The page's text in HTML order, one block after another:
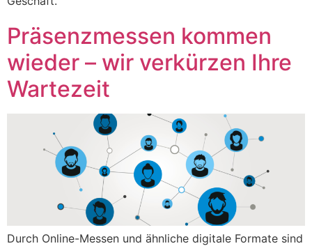
Präsenzmessen kommen
wieder – wir verkürzen Ihre
Wartezeit
Durch Online-Messen und ähnliche digitale Formate sind